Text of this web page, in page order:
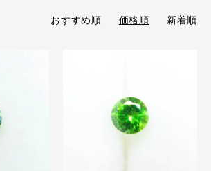
おすすめ順 価格順 新着順